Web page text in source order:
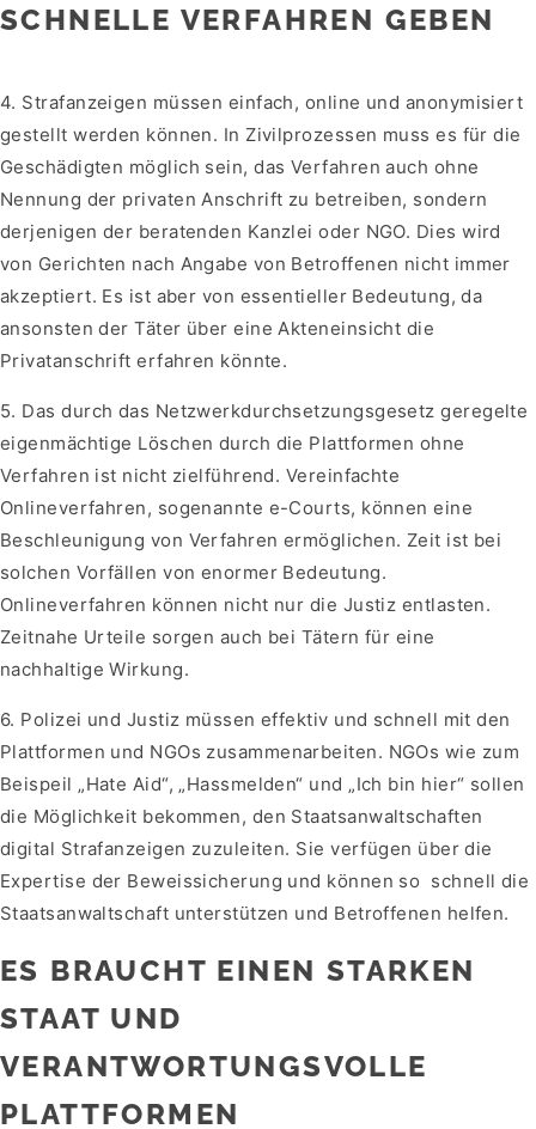
SCHNELLE VERFAHREN GEBEN
4. Strafanzeigen müssen einfach, online und anonymisiert
gestellt werden können. In Zivilprozessen muss es für die
Geschädigten möglich sein, das Verfahren auch ohne
Nennung der privaten Anschrift zu betreiben, sondern
derjenigen der beratenden Kanzlei oder NGO. Dies wird
von Gerichten nach Angabe von Betroffenen nicht immer
akzeptiert. Es ist aber von essentieller Bedeutung, da
ansonsten der Täter über eine Akteneinsicht die
Privatanschrift erfahren könnte.
5. Das durch das Netzwerkdurchsetzungsgesetz geregelte
eigenmächtige Löschen durch die Plattformen ohne
Verfahren ist nicht zielführend. Vereinfachte
Onlineverfahren, sogenannte e-Courts, können eine
Beschleunigung von Verfahren ermöglichen. Zeit ist bei
solchen Vorfällen von enormer Bedeutung.
Onlineverfahren können nicht nur die Justiz entlasten.
Zeitnahe Urteile sorgen auch bei Tätern für eine
nachhaltige Wirkung.
6. Polizei und Justiz müssen effektiv und schnell mit den
Plattformen und NGOs zusammenarbeiten. NGOs wie zum
Beispeil „Hate Aid“, „Hassmelden“ und „Ich bin hier“ sollen
die Möglichkeit bekommen, den Staatsanwaltschaften
digital Strafanzeigen zuzuleiten. Sie verfügen über die
Expertise der Beweissicherung und können so schnell die
Staatsanwaltschaft unterstützen und Betroffenen helfen.
ES BRAUCHT EINEN STARKEN
STAAT UND
VERANTWORTUNGSVOLLE
PLATTFORMEN